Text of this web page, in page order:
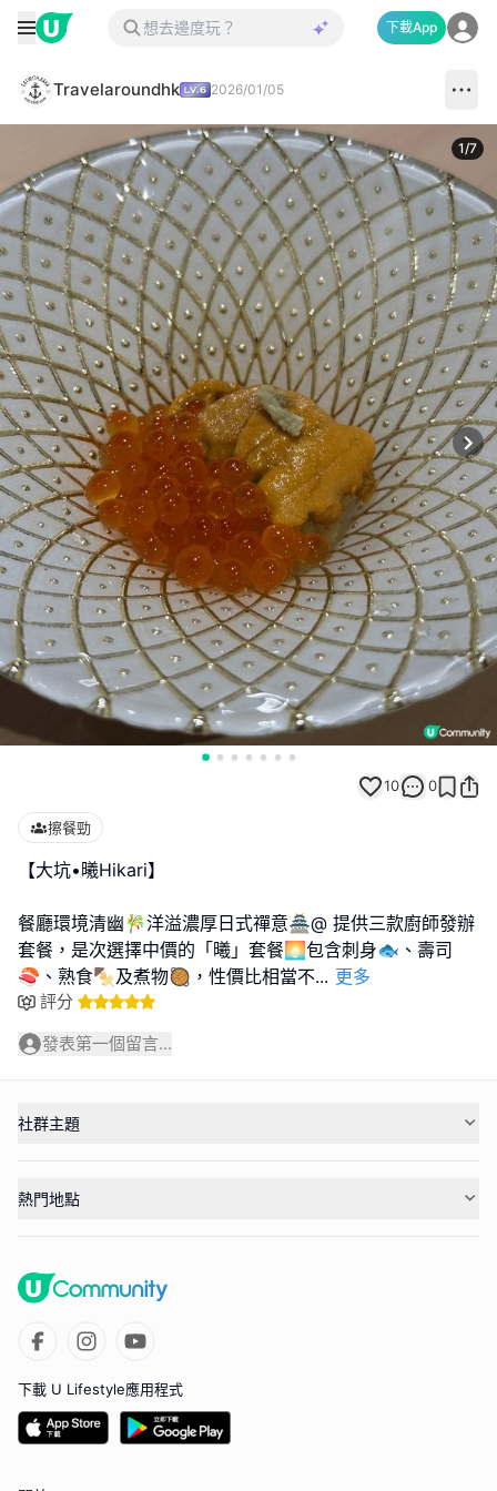
下載App
Travelaroundhk 2026/01/05
1/7
10 0
擦餐勁
【大坑•𣌀Hikari】
餐廳環境清幽🎋洋溢濃厚日式禪意🏯@ 提供三款廚師發辦
套餐，是次選擇中價的「曦」套餐🌅包含刺身🐟、壽司
🍣、熟食🍢及煮物🥘，性價比相當不... 更多
評分
發表第一個留言...
社群主題
熱門地點
下載 U Lifestyle應用程式